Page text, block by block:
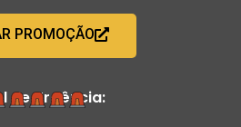
PROMOÇÃO
de Urgência: